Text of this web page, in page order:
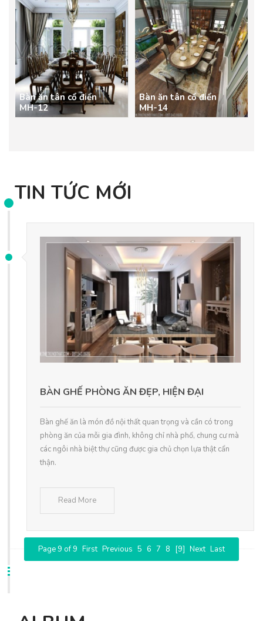
Bàn ăn tân cổ điển
MH-12
Bàn ăn tân cổ điển
MH-14
TIN TỨC MỚI
BÀN GHẾ PHÒNG ĂN ĐẸP, HIỆN ĐẠI
Bàn ghế ăn là món đồ nội thất quan trọng và cần có trong
phòng ăn của mỗi gia đình, không chỉ nhà phố, chung cư mà
các ngôi nhà biệt thự cũng được gia chủ chọn lựa thật cẩn
thận.
Read More
Page 9 of 9 First Previous 5 6 7 8 [9] Next Last